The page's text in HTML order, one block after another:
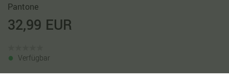
Pantone
32,99 EUR
Verfügbar